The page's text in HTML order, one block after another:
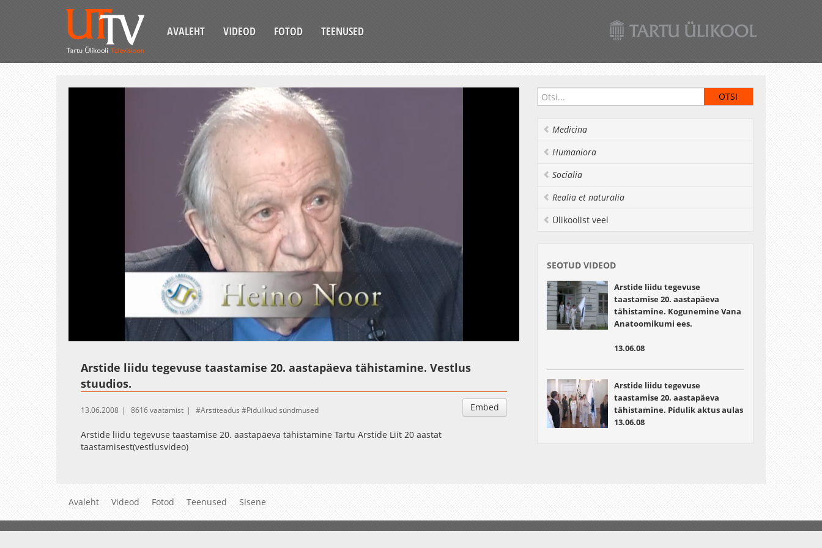
AVALEHT VIDEOD FOTOD TEENUSED
Arstide liidu tegevuse taastamise 20. aastapäeva tähistamine. Vestlus
stuudios.
Embed
13.06.2008 8616 vaatamist Arstiteadus Pidulikud sündmused
Arstide liidu tegevuse taastamise 20. aastapäeva tähistamine Tartu Arstide Liit 20 aastat
taastamisest(vestlusvideo)
Medicina
Humaniora
Socialia
Realia et naturalia
Ülikoolist veel
SEOTUD VIDEOD
Arstide liidu tegevuse
taastamise 20. aastapäeva
tähistamine. Kogunemine Vana
Anatoomikumi ees.
13.06.08
Arstide liidu tegevuse
taastamise 20. aastapäeva
tähistamine. Pidulik aktus aulas
13.06.08
Avaleht Videod Fotod Teenused Sisene